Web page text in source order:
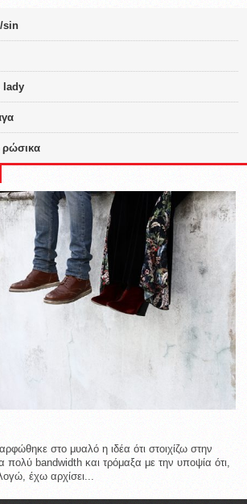
sin
lady
ρώσικα
στο μυαλό η ιδέα ότι στοιχίζω στην
bandwidth και τρόμαξα με την υποψία ότι,
έχω αρχίσει...